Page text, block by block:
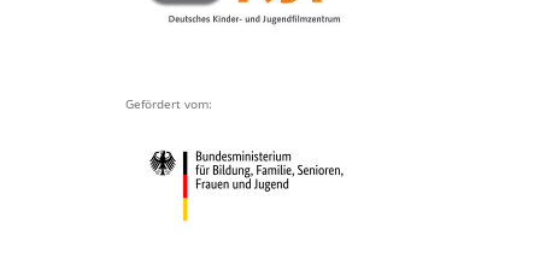
Gefördert vom: